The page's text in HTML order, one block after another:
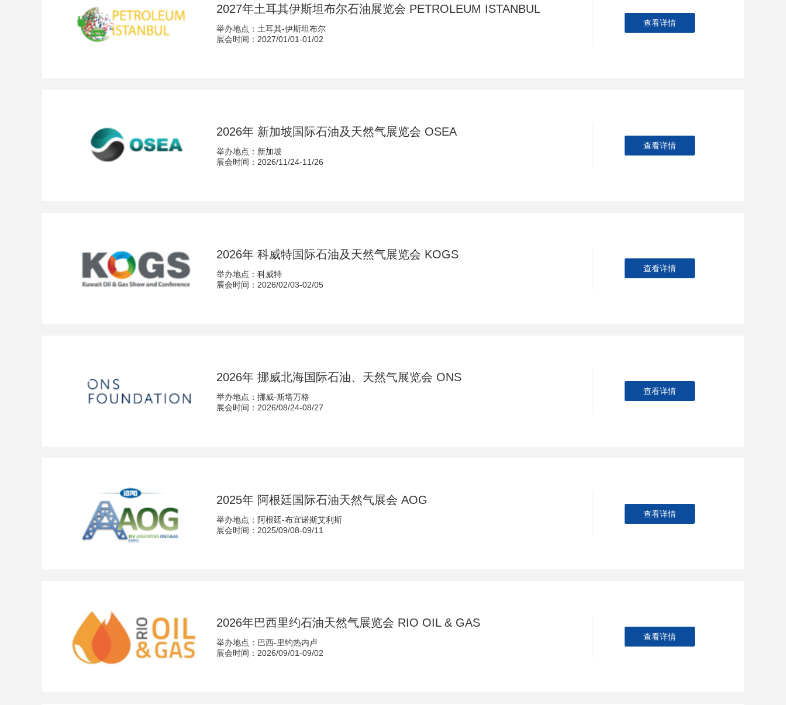
2027年土耳其伊斯坦布尔石油展览会 PETROLEUM ISTANBUL
举办地点：土耳其-伊斯坦布尔
展会时间：2027/01/01-01/02
查看详情
2026年 新加坡国际石油及天然气展览会 OSEA
举办地点：新加坡
展会时间：2026/11/24-11/26
查看详情
2026年 科威特国际石油及天然气展览会 KOGS
举办地点：科威特
展会时间：2026/02/03-02/05
查看详情
2026年 挪威北海国际石油、天然气展览会 ONS
举办地点：挪威-斯塔万格
展会时间：2026/08/24-08/27
查看详情
2025年 阿根廷国际石油天然气展会 AOG
举办地点：阿根廷-布宜诺斯艾利斯
展会时间：2025/09/08-09/11
查看详情
2026年巴西里约石油天然气展览会 RIO OIL & GAS
举办地点：巴西-里约热内卢
展会时间：2026/09/01-09/02
查看详情